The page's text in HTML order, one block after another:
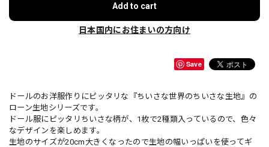
Add to cart
日本国内にお住まいの方向け
Save
ドールのお洋服作りにピッタリな『ちいさな世界のちいさな生地』の
ローン生地シリーズです。
ドール服にピッタリちいさな柄が、1枚で2種類入っているので、色々
なデザインを楽しめます。
生地のサイズが20cm大きくなったので生地の幅いっぱいを使ってギ